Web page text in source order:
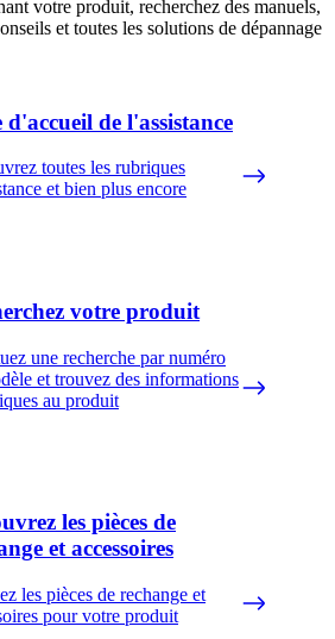
votre produit, recherchez des manuels,
et toutes les solutions de dépannage
d'accueil de l'assistance
toutes les rubriques
et bien plus encore
votre produit
une recherche par numéro
et trouvez des informations
au produit
les pièces de
et accessoires
les pièces de rechange et
pour votre produit